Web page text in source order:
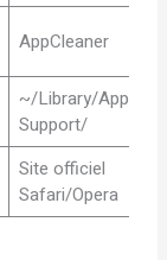
AppCleaner
~/Library/
Support/
Site officiel
Safari/Opera